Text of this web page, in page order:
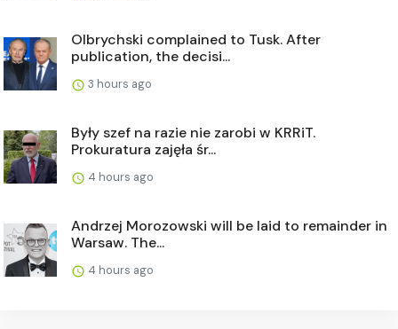
Olbrychski complained to Tusk. After
publication, the decisi...
3 hours ago
Były szef na razie nie zarobi w KRRiT.
Prokuratura zajęła śr...
4 hours ago
Andrzej Morozowski will be laid to remainder in
Warsaw. The...
4 hours ago